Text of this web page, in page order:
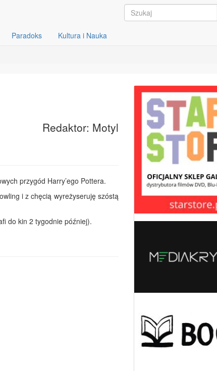
Paradoks
Kultura i Nauka
Redaktor: Motyl
przygód Harry’ego Pottera.
i z chęcią wyreżyseruję szóstą
do kin 2 tygodnie później).